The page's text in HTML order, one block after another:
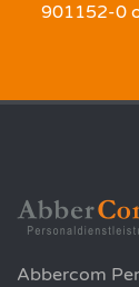
901152-0
Abbercom